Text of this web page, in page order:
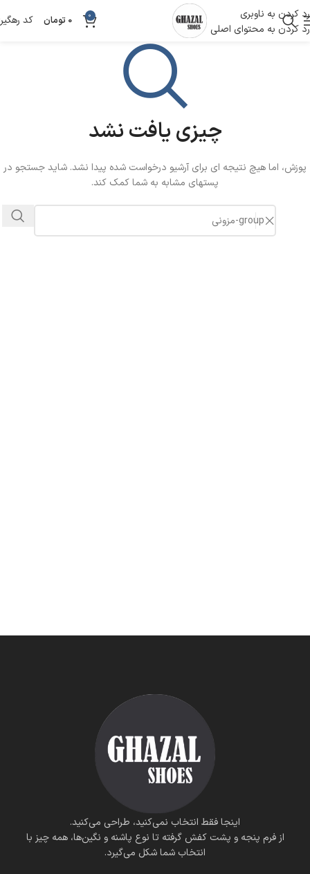
رد کردن به ناوبری
رد کردن به محتوای اصلی
0
0 تومان کد
چیزی یافت نشد
پوزش، اما هیچ نتیجه ای برای آرشیو درخواست شده پیدا نشد. شاید جستجو در
پستهای مشابه به شما کمک کند.
اینجا فقط انتخاب نمی‌کنید، طراحی می‌کنید.
از فرم پنجه و پشت کفش گرفته تا نوع پاشنه و نگین‌ها، همه چیز با
انتخاب شما شکل می‌گیرد.